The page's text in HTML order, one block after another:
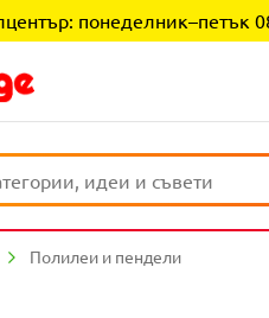
понеделник–петък
Полилеи и пендели